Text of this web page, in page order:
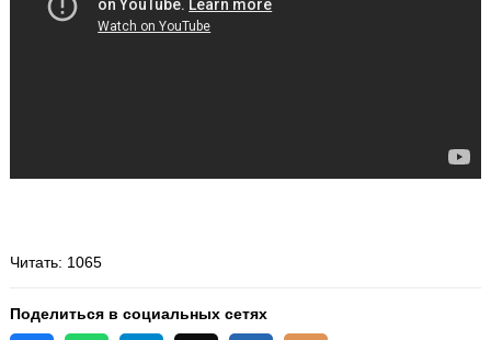
Читать: 1065
Поделиться в социальных сетях